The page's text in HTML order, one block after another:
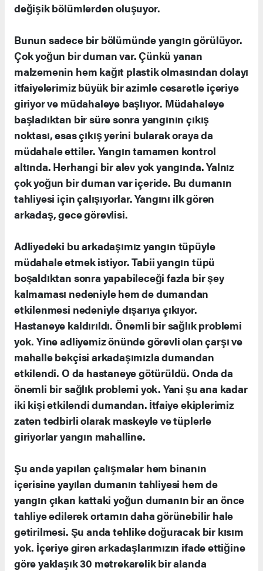
değişik bölümlerden oluşuyor.
Bunun sadece bir bölümünde yangın görülüyor.
Çok yoğun bir duman var. Çünkü yanan
malzemenin hem kağıt plastik olmasından dolayı
itfaiyelerimiz büyük bir azimle cesaretle içeriye
giriyor ve müdahaleye başlıyor. Müdahaleye
başladıktan bir süre sonra yangının çıkış
noktası, esas çıkış yerini bularak oraya da
müdahale ettiler. Yangın tamamen kontrol
altında. Herhangi bir alev yok yangında. Yalnız
çok yoğun bir duman var içeride. Bu dumanın
tahliyesi için çalışıyorlar. Yangını ilk gören
arkadaş, gece görevlisi.
Adliyedeki bu arkadaşımız yangın tüpüyle
müdahale etmek istiyor. Tabii yangın tüpü
boşaldıktan sonra yapabileceği fazla bir şey
kalmaması nedeniyle hem de dumandan
etkilenmesi nedeniyle dışarıya çıkıyor.
Hastaneye kaldırıldı. Önemli bir sağlık problemi
yok. Yine adliyemiz önünde görevli olan çarşı ve
mahalle bekçisi arkadaşımızla dumandan
etkilendi. O da hastaneye götürüldü. Onda da
önemli bir sağlık problemi yok. Yani şu ana kadar
iki kişi etkilendi dumandan. İtfaiye ekiplerimiz
zaten tedbirli olarak maskeyle ve tüplerle
giriyorlar yangın mahalline.
Şu anda yapılan çalışmalar hem binanın
içerisine yayılan dumanın tahliyesi hem de
yangın çıkan kattaki yoğun dumanın bir an önce
tahliye edilerek ortamın daha görünebilir hale
getirilmesi. Şu anda tehlike doğuracak bir kısım
yok. İçeriye giren arkadaşlarımızın ifade ettiğine
göre yaklaşık 30 metrekarelik bir alanda